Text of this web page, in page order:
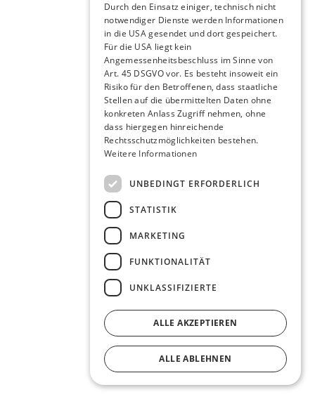
Durch den Einsatz einiger, technisch nicht
notwendiger Dienste werden Informationen
in die USA gesendet und dort gespeichert.
Für die USA liegt kein
Angemessenheitsbeschluss im Sinne von
Art. 45 DSGVO vor. Es besteht insoweit ein
Risiko für den Betroffenen, dass staatliche
Stellen auf die übermittelten Daten ohne
konkreten Anlass Zugriff nehmen, ohne
dass hiergegen hinreichende
Rechtsschutzmöglichkeiten bestehen.
Weitere Informationen
UNBEDINGT ERFORDERLICH
STATISTIK
MARKETING
FUNKTIONALITÄT
UNKLASSIFIZIERTE
ALLE AKZEPTIEREN
ALLE ABLEHNEN